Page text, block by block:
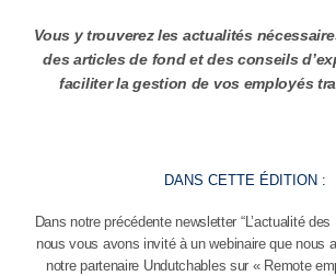
Vous y trouverez les actualités
des articles de fond et des conseils
faciliter la gestion de vos employés
DANS CETTE ÉDITION :
Dans notre précédente newsletter “L’actualité des
nous vous avons invité à un webinaire que nous
notre partenaire Undutchables sur « Remote